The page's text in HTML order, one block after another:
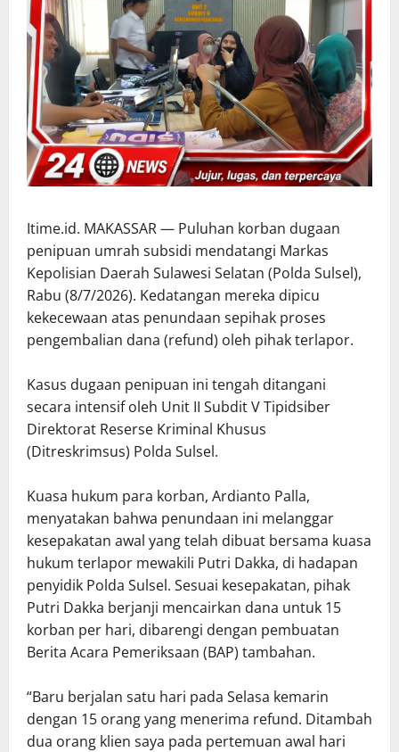
Itime.id. MAKASSAR — Puluhan korban dugaan
penipuan umrah subsidi mendatangi Markas
Kepolisian Daerah Sulawesi Selatan (Polda Sulsel),
Rabu (8/7/2026). Kedatangan mereka dipicu
kekecewaan atas penundaan sepihak proses
pengembalian dana (refund) oleh pihak terlapor.
Kasus dugaan penipuan ini tengah ditangani
secara intensif oleh Unit II Subdit V Tipidsiber
Direktorat Reserse Kriminal Khusus
(Ditreskrimsus) Polda Sulsel.
Kuasa hukum para korban, Ardianto Palla,
menyatakan bahwa penundaan ini melanggar
kesepakatan awal yang telah dibuat bersama kuasa
hukum terlapor mewakili Putri Dakka, di hadapan
penyidik Polda Sulsel. Sesuai kesepakatan, pihak
Putri Dakka berjanji mencairkan dana untuk 15
korban per hari, dibarengi dengan pembuatan
Berita Acara Pemeriksaan (BAP) tambahan.
“Baru berjalan satu hari pada Selasa kemarin
dengan 15 orang yang menerima refund. Ditambah
dua orang klien saya pada pertemuan awal hari